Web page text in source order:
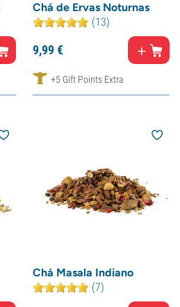
Chá de Ervas Noturnas
(13)
9,99€
+5 Gift Points Extra
Chá Masala Indiano
(7)